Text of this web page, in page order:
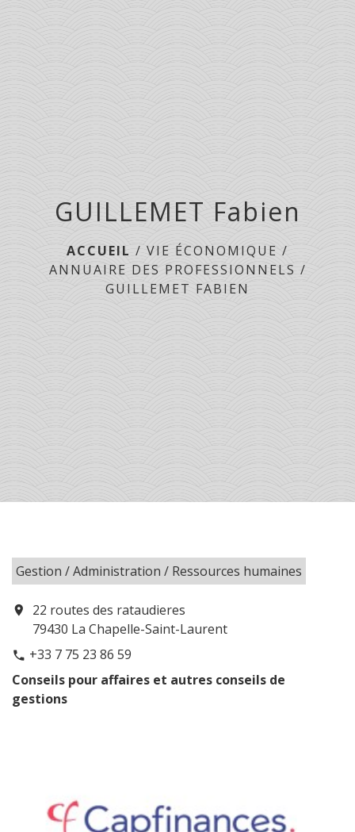
GUILLEMET Fabien
ACCUEIL / VIE ÉCONOMIQUE /
ANNUAIRE DES PROFESSIONNELS /
GUILLEMET FABIEN
Gestion / Administration / Ressources humaines
location_on
22 routes des rataudieres
79430 La Chapelle-Saint-Laurent
phone +33 7 75 23 86 59
Conseils pour affaires et autres conseils de
gestions